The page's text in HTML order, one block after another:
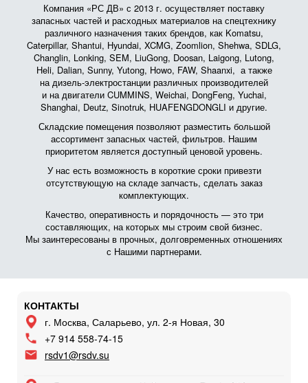
Компания «РС ДВ» с 2013 г. осуществляет поставку
запасных частей и расходных материалов на спецтехнику
различного назначения таких брендов, как Komatsu,
Caterpillar, Shantui, Hyundai, XCMG, Zoomlion, Shehwa, SDLG,
Changlin, Lonking, SEM, LiuGong, Doosan, Laigong, Lutong,
Heli, Dalian, Sunny, Yutong, Howo, FAW, Shaanxi, а также
на дизель-электростанции различных производителей
и на двигатели CUMMINS, Weichai, DongFeng, Yuchai,
Shanghai, Deutz, Sinotruk, HUAFENGDONGLI и другие.
Складские помещения позволяют разместить большой
ассортимент запасных частей, фильтров. Нашим
приоритетом является доступный ценовой уровень.
У нас есть возможность в короткие сроки привезти
отсутствующую на складе запчасть, сделать заказ
комплектующих.
Качество, оперативность и порядочность — это три
составляющих, на которых мы строим свой бизнес.
Мы заинтересованы в прочных, долговременных отношениях
с Нашими партнерами.
КОНТАКТЫ
г. Москва, Саларьево, ул. 2-я Новая, 30
+7 914 558-74-15
rsdv1@rsdv.su